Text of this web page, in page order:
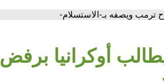
ترمب ويصفه بـ-الاستسلام-
أوكرانيا برفض